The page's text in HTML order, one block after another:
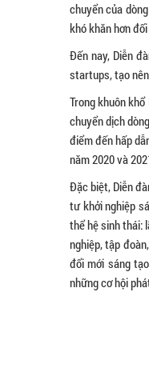
chuyển của
khó khăn hơn
Đến nay, Diễn
startups, tạo
Trong khuôn
chuyển dịch
điểm đến hấp
năm 2020 và
Đặc biệt, Diễn
tư khởi nghiệp
thể hệ sinh thái:
nghiệp, tập
đổi mới sáng
những cơ hội